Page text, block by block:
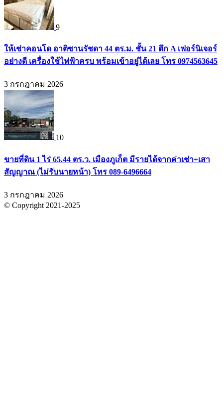
9
ให้เช่าคอนโด อาติซานรัชดา 44 ตร.ม. ชั้น 21 ตึก A เฟอร์นิเจอร์
อย่างดี เครื่องใช้ไฟฟ้าครบ พร้อมเข้าอยู่ได้เลย โทร 0974563645
3 กรกฎาคม 2026
10
ขายที่ดิน 1 ไร่ 65.44 ตร.ว. เมืองภูเก็ต มีรายได้จากค่าเช่า+เสา
สัญญาณ (ไม่รับนายหน้า) โทร 089-6496664
3 กรกฎาคม 2026
© Copyright 2021-2025